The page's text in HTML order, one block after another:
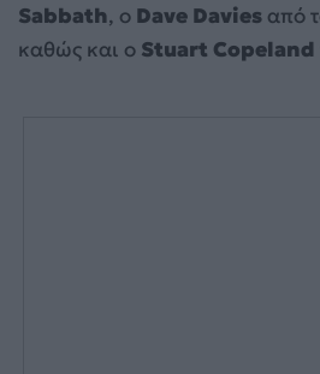
Sabbath, ο Dave Davies από
καθώς και ο Stuart Copeland